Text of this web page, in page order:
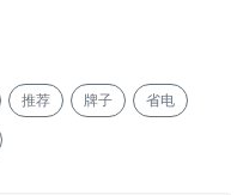
推荐 牌子 省电